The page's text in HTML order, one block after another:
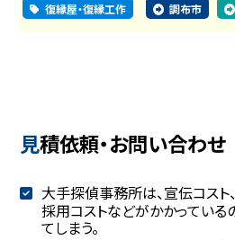
復縁屋・復縁工作 調布市
見積依頼・お問い合わせ
大手探偵事務所は、宣伝コスト
採用コストなどがかかっている
てしまう。